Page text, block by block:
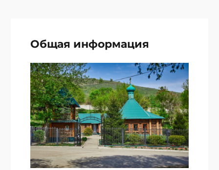
Общая информация